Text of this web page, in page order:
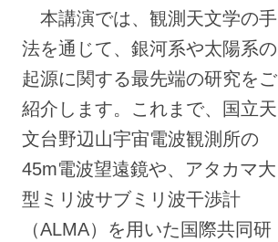
本講演では、観測天文学の手
法を通じて、銀河系や太陽系の
起源に関する最先端の研究をご
紹介します。これまで、国立天
文台野辺山宇宙電波観測所の
45m電波望遠鏡や、アタカマ大
型ミリ波サブミリ波干渉計
（ALMA）を用いた国際共同研